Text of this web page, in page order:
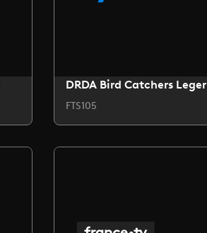
DRDA Bird Catchers Leger
FTS105